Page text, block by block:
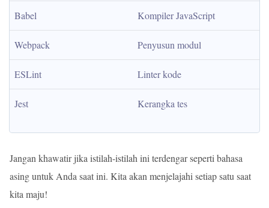
Babel Kompiler JavaScript
Webpack Penyusun modul
ESLint Linter kode
Jest Kerangka tes
Jangan khawatir jika istilah-istilah ini terdengar seperti bahasa
asing untuk Anda saat ini. Kita akan menjelajahi setiap satu saat
kita maju!